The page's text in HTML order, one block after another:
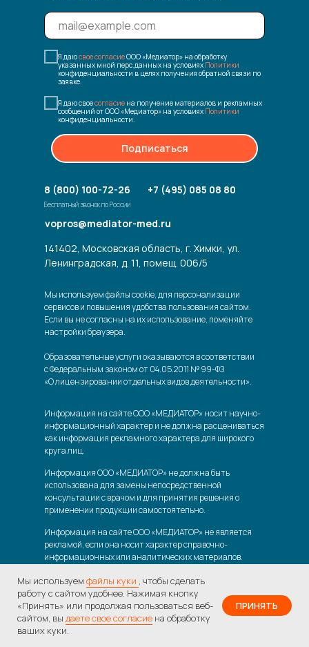
Мы используем файлы cookie, для персонализации
сервисов и повышения удобства пользования сайтом.
Если вы не согласны на их использование, поменяйте
настройки браузера.
Образовательные услуги оказываются в соответствии
с Федеральным законом от 04.05.2011 № 99-ФЗ
«О лицензировании отдельных видов деятельности».
Я даюсвое согласиеООО «Медиатор» на обработку
указанных мной перс.данных на условиях Политики
конфиденциальности в целях получения обратной связи по
заявке.
Я даю своесогласие на получение материалов и рекламных
сообщений от ООО «Медиатор» на условиях Политики
конфиденциальности.
Подписаться
8 (800) 100-72-26
Бесплатный звонок по России
vopros@mediator-med.ru
141402, Московская область, г. Химки, ул.
Ленинградская, д. 11, помещ. 006/5
+7 (495) 085 08 80
Информация на сайте ООО «МЕДИАТОР» не является
рекламой, если она носит характер справочно-
информационных или аналитических материалов.
Информация на сайте ООО «МЕДИАТОР» носит научно-
информационный характер и не должна расцениваться
как информация рекламного характера для широкого
круга лиц.
Информация ООО «МЕДИАТОР» не должна быть
использована для замены непосредственной
консультации с врачом и для принятия решения о
применении продукции самостоятельно.
Министерство просвещения РФ|Министерство науки и высшего
образования РФ
Иллюстрации,использованные на сайте |Политика обработки
перс.данных|
Мы используем файлы куки , чтобы сделать
работу с сайтом удобнее. Нажимая кнопку
«Принять» или продолжая пользоваться веб-
сайтом, вы даете свое согласие на обработку
ваших куки.
ПРИНЯТЬ